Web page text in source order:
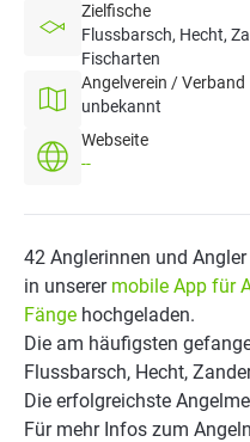
Zielfische
Flussbarsch, Hecht,
Fischarten
Angelverein / Verband
unbekannt
Webseite
--
42 Anglerinnen und
in unserer mobile App für
Fänge hochgeladen.
Die am häufigsten
Flussbarsch, Hecht,
Die erfolgreichste
Für mehr Infos zum